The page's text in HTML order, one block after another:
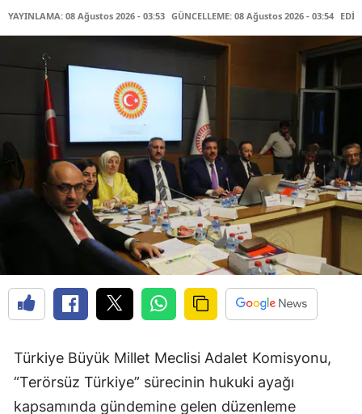
YAYINLAMA: 08 Ağustos 2026 - 03:53 GÜNCELLEME: 08 Ağustos 2026 - 03:54
Türkiye Büyük Millet Meclisi Adalet Komisyonu,
“Terörsüz Türkiye” sürecinin hukuki ayağı
kapsamında gündemine gelen düzenleme